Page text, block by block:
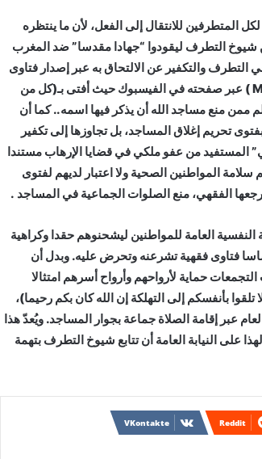
المتطرفين للانتقال إلى الفعل، لأن ما ينتظره
شيوخ التطرف ليقودوا “جهادا مقدسا” ضد المغرب
التطرف والتكفير عن الالتحاق به عبر إصدار فتاوى
لا تقل خطورة عن فتوى هذا الإرهابي؛ ومن هؤلاء المدعو” (Mohammed Ouanass ) عبر صفحته في الفيسبوك حيث أفتى بـ(كل من
ممن منع مساجد الله أن يذكر فيها اسمه.. كما أن
تحريم إغلاق المساجد، بل تجاوزها إلى تكفير
المستفيد من عفو ملكي في قضايا الإرهاب مستندا
المواطنين الصحية ولا اعتبار لديهم لفتوى
الفقهي، منع الصلوات الجماعية في المساجد .
العامة للمواطنين ليشحنوهم حقدا وكراهية
فتاوى فقهية تشرعنه وتحرض عليه. وبدل أن
حماية لأرواحهم وأرواح أسرهم امتثالا
تلقوا بأنفسكم إلى التهلكة إن الله كان بكم رحيما)،
عبر إقامة الصلاة جماعة بجوار المساجد. ويُعدّ هذا
على النيابة العامة أن تتابع شيوخ التطرف بتهمة